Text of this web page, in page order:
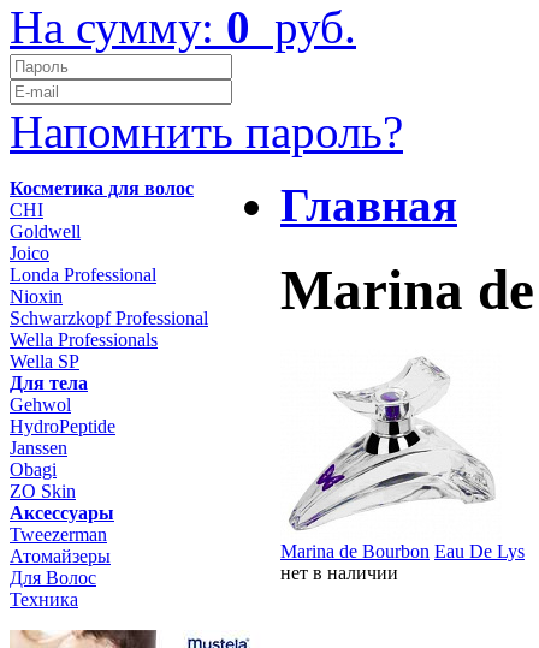
На сумму: 0 руб.
Напомнить пароль?
Косметика для волос
CHI
Goldwell
Joico
Londa Professional
Nioxin
Schwarzkopf Professional
Wella Professionals
Wella SP
Для тела
Gehwol
HydroPeptide
Janssen
Obagi
ZO Skin
Aксессуары
Tweezerman
Атомайзеры
Для Волос
Техника
Главная
Marina
Marina de Bourbon Eau De Lys
нет в наличии